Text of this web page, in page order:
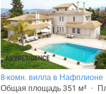
8-комн. вилла в Нафплионе
Общая площадь 351 м²